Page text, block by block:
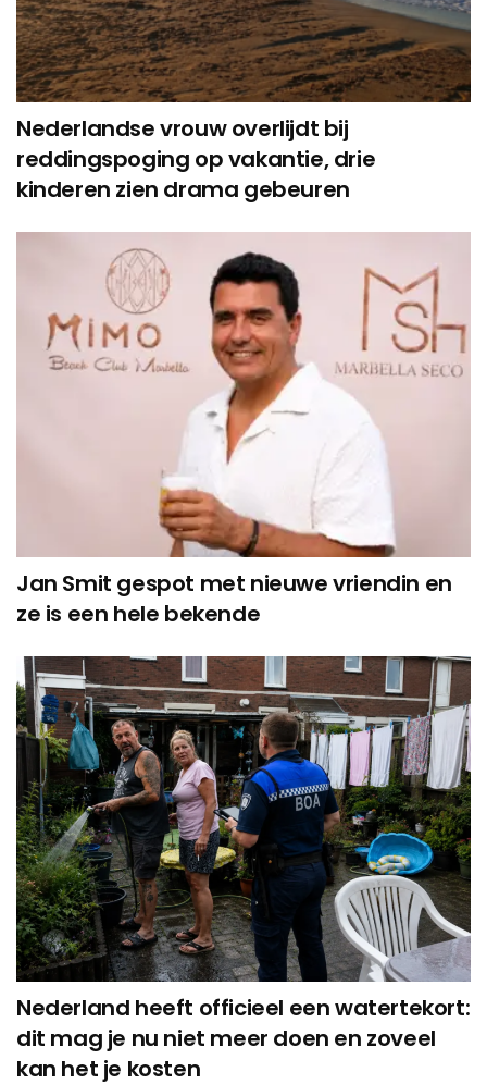
Nederlandse vrouw overlijdt bij
reddingspoging op vakantie, drie
kinderen zien drama gebeuren
Jan Smit gespot met nieuwe vriendin en
ze is een hele bekende
Nederland heeft officieel een watertekort:
dit mag je nu niet meer doen en zoveel
kan het je kosten